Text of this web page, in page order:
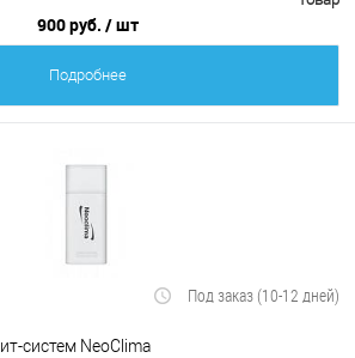
900 руб. / шт
Подробнее
Под заказ (10-12 дней)
систем NeoClima